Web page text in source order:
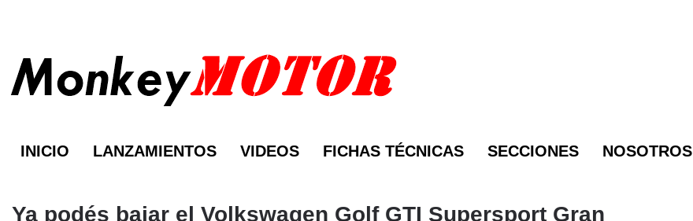
INICIO LANZAMIENTOS VIDEOS FICHAS TÉCNICAS SECCIONES NOSOTROS
Ya podés bajar el Volkswagen Golf GTI Supersport Gran